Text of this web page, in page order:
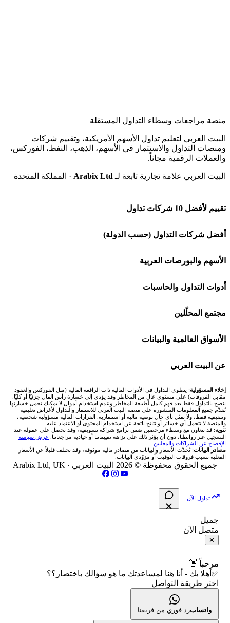
منصة مراجعات وسطاء التداول المستقلة
البيت العربي لتعليم تداول الأسهم الأمريكية، وتقييم شركات
ومنصات التداول والاستثمار في الأسهم، الذهب، النفط، الفوركس،
والعملات الرقمية مجاناً.
البيت العربي علامة تجارية تابعة لـ Arabix Ltd · المملكة المتحدة
تقييم لأفضل 10 شركات تداول
شركة Capital.com
افاتريد AvaTrade
اكسنس Exness
منصة بينانس
اكس تي بي XTB
انتراكتيف بروكرز IBKR
أفضل شركات التداول (حسب الدولة)
شركات تداول في السعودية
شركات تداول في الإمارات
شركات تداول في الكويت
شركات تداول في قطر
شركات تداول في الأردن
شركات تداول في العراق
شركات تداول في فلسطين
الأسهم والبورصات العربية
🌍 كل البورصات العربية
🇸🇦 السوق السعودية
🇦🇪 أسواق الإمارات
🇪🇬 البورصة المصرية
🇶🇦 بورصة قطر
🇯🇴 بورصة عمّان
🇧🇭 بورصة البحرين
فلتر الأسهم الشرعي
📋 جميع الأسهم
🕌 الأسهم الحلال
👨‍🏫 العلماء والهيئات الشرعية
أدوات التداول والحاسبات
🕌 حاسبة الزكاة
💱 محول العملات
🧮 حاسبة حجم اللوت
📊 حاسبة قيمة النقطة
💰 حاسبة ربح الفوركس
📌 حاسبة النقاط المحورية
📏 حاسبة حجم المركز
📈 حاسبة عائد التداول
📊 حاسبة الربح التراكمي
🧮 حاسبة متوسط سعر السهم
📅 التقويم الاقتصادي
🕐 أوقات عمل السوق
مجتمع المحلّلين
🧱 حائط المجتمع
🏆 لوحة المحلّلين
✍️ اكتب تحليلك
الأسواق العالمية والبيانات
🌐 المؤشرات العالمية
🥇 سعر الذهب اليوم
🥇 أسعار الذهب والمعادن
💱 أسعار العملات والفوركس
💵 سعر الريال السعودي في مصر
📅 المؤشرات الاقتصادية
عن البيت العربي
من نحن
تواصل معنا
فريق المؤلفين
مقالات تعليمية
سياسة تقييم الشركات
شركات التداول النصابة
الإبلاغ عن شركة نصابة
شروط الاستخدام
سياسة الخصوصية
إخلاء المسؤولية: ينطوي التداول في الأدوات المالية ذات الرافعة المالية (مثل الفوركس والعقود
مقابل الفروقات) على مستوى عالٍ من المخاطر وقد يؤدي إلى خسارة رأس المال جزئيًا أو كليًا.
ننصح بالتداول فقط بعد فهم كامل لطبيعة المخاطر وعدم استخدام أموال لا يمكنك تحمل خسارتها.
تُقدَّم جميع المعلومات المنشورة على منصة البيت العربي للاستثمار والتداول لأغراض تعليمية
وتثقيفية فقط، ولا تمثل بأي حال توصية مالية أو استثمارية. القرارات المالية مسؤولية شخصية،
والمنصة لا تتحمل أي خسائر أو نتائج ناتجة عن استخدام المحتوى أو الاعتماد عليه.
تنويه: قد نتعاون مع وسطاء مرخصين ضمن برامج شراكة تسويقية، وقد نحصل على عمولة عند
التسجيل عبر روابطنا، دون أن يؤثر ذلك على نزاهة تقييماتنا أو حيادية مراجعاتنا. عرض سياسة
الإفصاح عن الشراكات والمعلنين
مصادر البيانات: تُحدَّث الأسعار والبيانات من مصادر مالية موثوقة، وقد تختلف قليلاً عن الأسعار
الفعلية بسبب فروقات التوقيت أو مزوّدي البيانات.
جميع الحقوق محفوظة © 2026 البيت العربي · Arabix Ltd, UK
تداول الآن
جميل
متصل الآن
✕
مرحباً 👋
✅أهلا بك - أنا هنا لمساعدتك ما هو سؤالك باختصار؟؟
اختر طريقة التواصل
واتسابرد فوري من فريقنا